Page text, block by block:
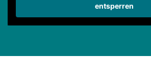
entsperren